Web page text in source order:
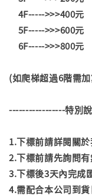
4F----->>>400元
5F----->>>600元
6F----->>>800元
(如爬梯超過6階需
-----------------特別
1.下標前請詳閱關
2.下標前請先詢問有
3.下標後3天內完成
4.需配合本公司到